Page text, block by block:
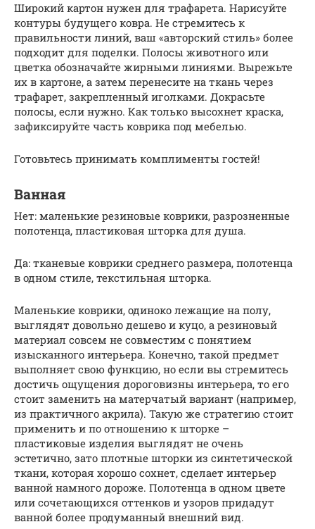
Широкий картон нужен для трафарета. Нарисуйте
контуры будущего ковра. Не стремитесь к
правильности линий, ваш «авторский стиль» более
подходит для поделки. Полосы животного или
цветка обозначайте жирными линиями. Вырежьте
их в картоне, а затем перенесите на ткань через
трафарет, закрепленный иголками. Докрасьте
полосы, если нужно. Как только высохнет краска,
зафиксируйте часть коврика под мебелью.
Готовьтесь принимать комплименты гостей!
Ванная
Нет: маленькие резиновые коврики, разрозненные
полотенца, пластиковая шторка для душа.
Да: тканевые коврики среднего размера, полотенца
в одном стиле, текстильная шторка.
Маленькие коврики, одиноко лежащие на полу,
выглядят довольно дешево и куцо, а резиновый
материал совсем не совместим с понятием
изысканного интерьера. Конечно, такой предмет
выполняет свою функцию, но если вы стремитесь
достичь ощущения дороговизны интерьера, то его
стоит заменить на матерчатый вариант (например,
из практичного акрила). Такую же стратегию стоит
применить и по отношению к шторке –
пластиковые изделия выглядят не очень
эстетично, зато плотные шторки из синтетической
ткани, которая хорошо сохнет, сделает интерьер
ванной намного дороже. Полотенца в одном цвете
или сочетающихся оттенков и узоров придадут
ванной более продуманный внешний вид.